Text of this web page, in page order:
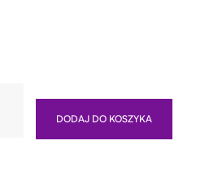
DODAJ DO KOSZYKA